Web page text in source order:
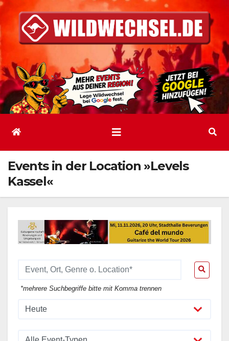
Inhalt
springen
Events in der Location »Levels
Kassel«
*mehrere Suchbegriffe bitte mit Komma trennen